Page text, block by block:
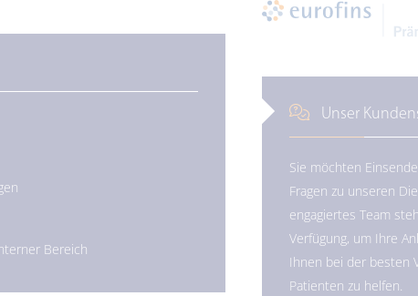
Bereich
Unser
Sie möchten
Fragen zu unseren
engagiertes Team
Verfügung, um Ihre
Ihnen bei der besten
Patienten zu helfen.